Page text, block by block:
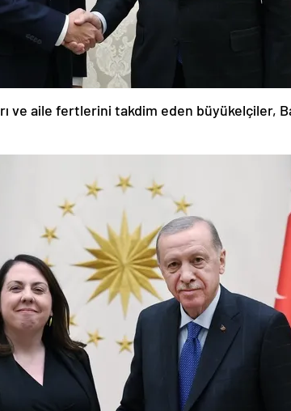
ve aile fertlerini takdim eden büyükelçiler,